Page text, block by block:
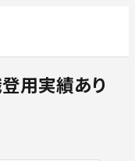
登用実績あり